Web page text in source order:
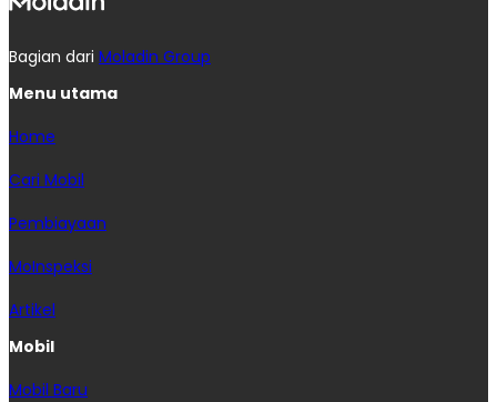
Bagian dari Moladin Group
Menu utama
Home
Cari Mobil
Pembiayaan
MoInspeksi
Artikel
Mobil
Mobil Baru